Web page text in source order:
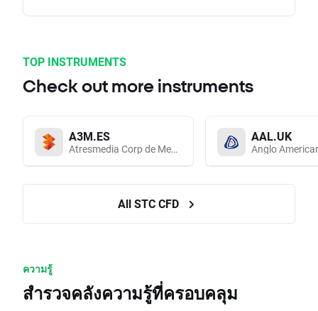
TOP INSTRUMENTS
Check out more instruments
A3M.ES
Atresmedia Corp de Medios de Comunicacion SA
AAL.UK
Anglo
All STC CFD
ความรู้
สำรวจคลังความรู้ที่ครอบคลุม